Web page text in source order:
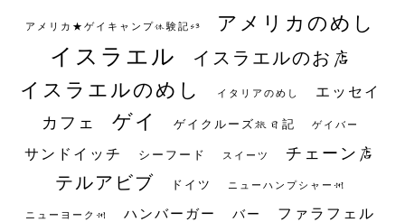
アメリカ★ゲイキャンプ体験記S3 アメリカのめし
イスラエル イスラエルのお店
イスラエルのめし イタリアのめし エッセイ
カフェ ゲイ ゲイクルーズ旅日記 ゲイバー
サンドイッチ シーフード スイーツ チェーン店
テルアビブ ドイツ ニューハンプシャー州
ニューヨーク州 ハンバーガー バー ファラフェル